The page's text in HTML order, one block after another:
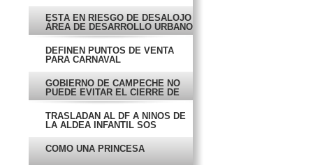
ESTÁ EN RIESGO DE DESALOJO
ÁREA DE DESARROLLO URBANO
DEFINEN PUNTOS DE VENTA
PARA CARNAVAL
GOBIERNO DE CAMPECHE NO
PUEDE EVITAR EL CIERRE DE
ALDEA: FOB
TRASLADAN AL DF A NIÑOS DE
LA ALDEA INFANTIL SOS
COMO UNA PRINCESA